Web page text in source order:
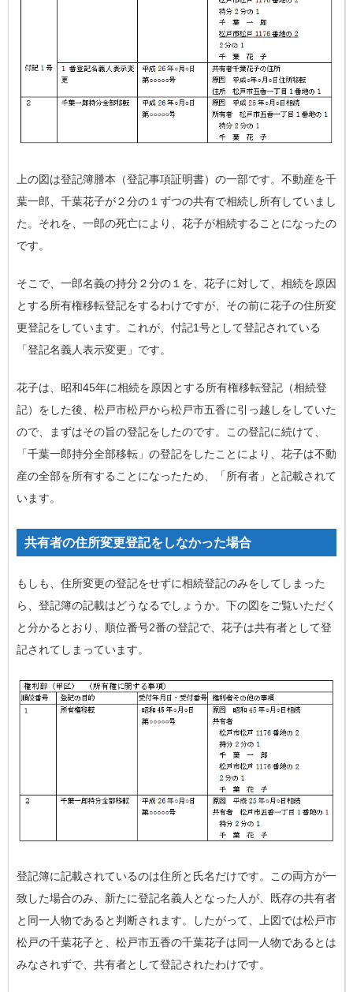
上の図は登記簿謄本（登記事項証明書）の一部です。不動産を千
葉一郎、千葉花子が２分の１ずつの共有で相続し所有していまし
た。それを、一郎の死亡により、花子が相続することになったの
です。
そこで、一郎名義の持分２分の１を、花子に対して、相続を原因
とする所有権移転登記をするわけですが、その前に花子の住所変
更登記をしています。これが、付記1号として登記されている
「登記名義人表示変更」です。
花子は、昭和45年に相続を原因とする所有権移転登記（相続登
記）をした後、松戸市松戸から松戸市五香に引っ越しをしていた
ので、まずはその旨の登記をしたのです。この登記に続けて、
「千葉一郎持分全部移転」の登記をしたことにより、花子は不動
産の全部を所有することになったため、「所有者」と記載されて
います。
共有者の住所変更登記をしなかった場合
もしも、住所変更の登記をせずに相続登記のみをしてしまった
ら、登記簿の記載はどうなるでしょうか。下の図をご覧いただく
と分かるとおり、順位番号2番の登記で、花子は共有者として登
記されてしまっています。
登記簿に記載されているのは住所と氏名だけです。この両方が一
致した場合のみ、新たに登記名義人となった人が、既存の共有者
と同一人物であると判断されます。したがって、上図では松戸市
松戸の千葉花子と、松戸市五香の千葉花子は同一人物であるとは
みなされずで、共有者として登記されたわけです。